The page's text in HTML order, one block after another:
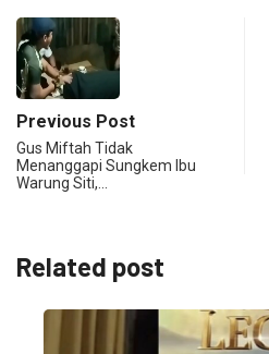
Previous Post
Gus Miftah Tidak
Menanggapi Sungkem Ibu
Warung Siti,…
Related post